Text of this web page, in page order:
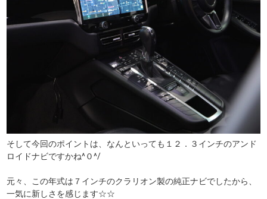
そして今回のポイントは、なんといっても１２．３インチのアンド
ロイドナビですかね^０^/
元々、この年式は７インチのクラリオン製の純正ナビでしたから、
一気に新しさを感じます☆☆